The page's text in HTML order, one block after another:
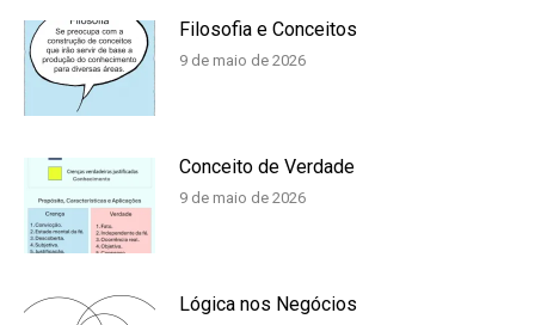
Filosofia e Conceitos
9 de maio de 2026
Conceito de Verdade
9 de maio de 2026
Lógica nos Negócios